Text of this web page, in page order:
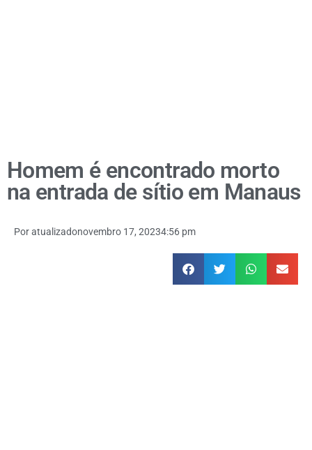
Homem é encontrado morto
na entrada de sítio em Manaus
Poratualizadonovembro 17, 20234:56 pm